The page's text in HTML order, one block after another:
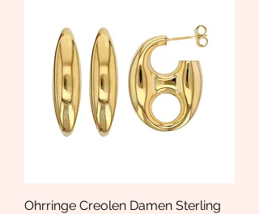
Ohrringe Creolen Damen Sterling